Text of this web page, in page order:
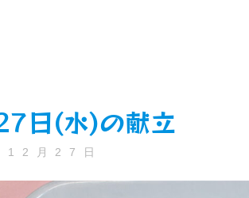
日(水)の献立
12月27日